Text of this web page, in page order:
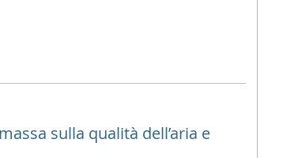
sulla qualità dell’aria e